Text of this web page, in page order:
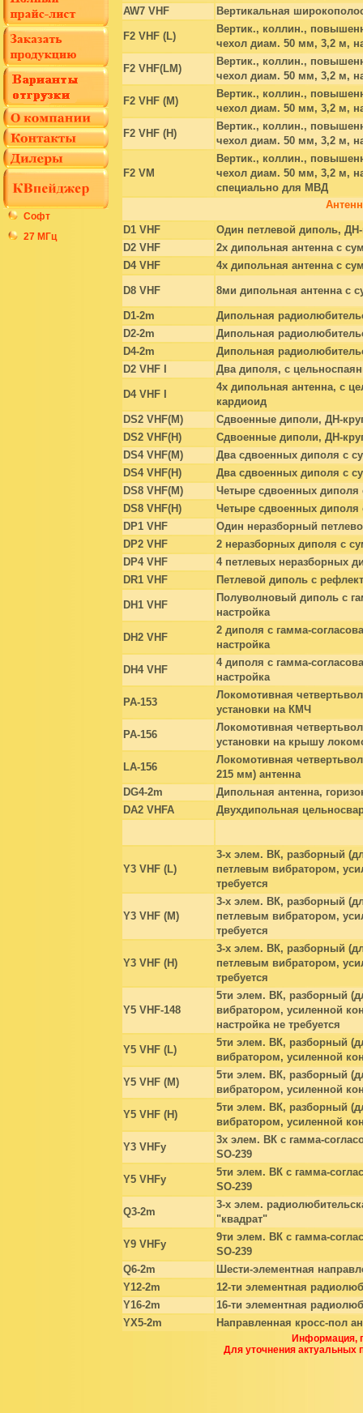
Софт
27 МГц
AW7 VHF
Вертикальная
F2 VHF (L)
Вертик., коллин.,
чехол диам. 50 мм, 3,2 м,
F2 VHF(LM)
Вертик., коллин.,
чехол диам. 50 мм, 3,2 м,
F2 VHF (M)
Вертик., коллин.,
чехол диам. 50 мм, 3,2 м,
F2 VHF (H)
Вертик., коллин.,
чехол диам. 50 мм, 3,2 м,
F2 VM
Вертик., коллин.,
чехол диам. 50 мм, 3,2 м,
специально для МВД
D1 VHF
Один петлевой диполь,
D2 VHF
2х дипольная антенна с
D4 VHF
4х дипольная антенна с
D8 VHF 8ми дипольная антенна с
D1-2m
Дипольная
D2-2m
Дипольная
D4-2m
Дипольная
D2 VHF I
Два диполя, с
D4 VHF I
4х дипольная антенна, с
кардиоид
DS2 VHF(М)
Сдвоенные диполи, ДН-
DS2 VHF(H)
Сдвоенные диполи, ДН-
DS4 VHF(M)
Два сдвоенных диполя с
DS4 VHF(H)
Два сдвоенных диполя с
DS8 VHF(M)
Четыре сдвоенных диполя
DS8 VHF(H)
Четыре сдвоенных диполя
DP1 VHF
Один неразборный
DP2 VHF
2 неразборных диполя с
DP4 VHF
4 петлевых неразборных
DR1 VHF
Петлевой диполь с
DH1 VHF
Полуволновый диполь с
настройка
DH2 VHF
2 диполя с гамма-
настройка
DH4 VHF
4 диполя с гамма-
настройка
PA-153
Локомотивная
установки на КМЧ
PA-156
Локомотивная
установки на крышу
LA-156
Локомотивная
215 мм) антенна
DG4-2m
Дипольная антенна,
DA2 VHFA
Двухдипольная
Y3 VHF (L)
3-х элем. ВК, разборный
петлевым вибратором,
требуется
Y3 VHF (M)
3-х элем. ВК, разборный
петлевым вибратором,
требуется
Y3 VHF (H)
3-х элем. ВК, разборный
петлевым вибратором,
требуется
Y5 VHF-148
5ти элем. ВК, разборный
вибратором, усиленной
настройка не требуется
Y5 VHF (L)
5ти элем. ВК, разборный
вибратором, усиленной
Y5 VHF (M)
5ти элем. ВК, разборный
вибратором, усиленной
Y5 VHF (H)
5ти элем. ВК, разборный
вибратором, усиленной
Y3 VHFy
3х элем. ВК с гамма-
SO-239
Y5 VHFy
5ти элем. ВК с гамма-
SO-239
Q3-2m
3-х элем.
"квадрат"
Y9 VHFy
9ти элем. ВК с гамма-
SO-239
Q6-2m
Шести-элементная
Y12-2m
12-ти элементная
Y16-2m
16-ти элементная
YX5-2m
Направленная кросс-пол
Информация,
Для уточнения актуальных